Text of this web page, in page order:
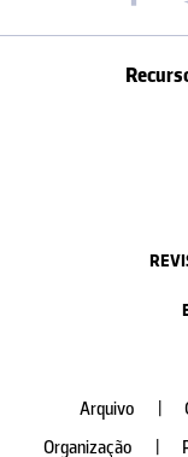
Arquivo
Organização